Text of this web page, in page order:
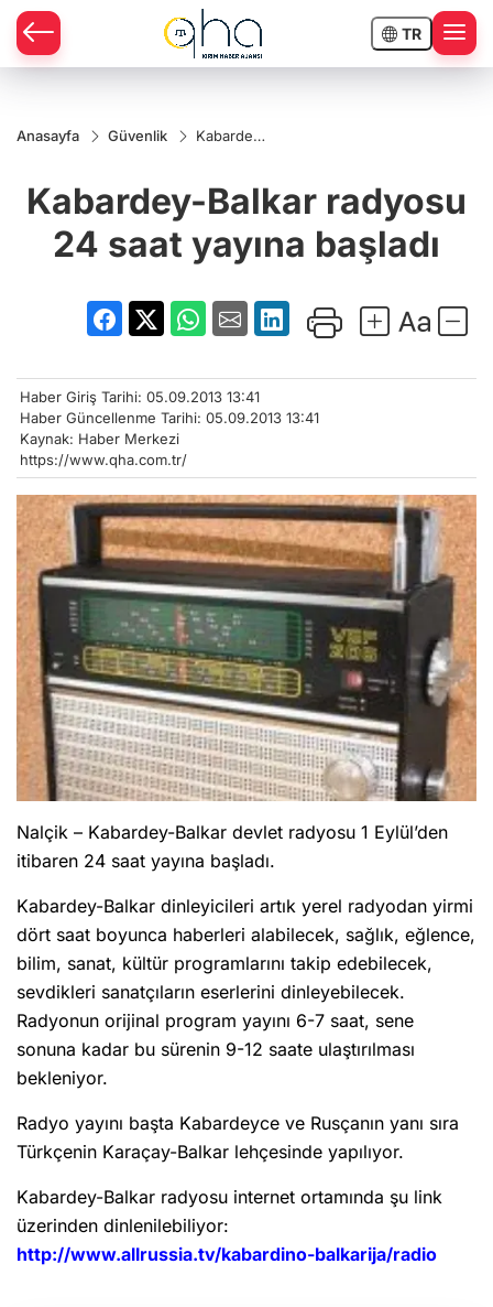
TR
Anasayfa Güvenlik
Kabardey-
24 saat
yayına
Kabardey-Balkar radyosu
24 saat yayına başladı
Haber Giriş Tarihi: 05.09.2013 13:41
Haber Güncellenme Tarihi: 05.09.2013 13:41
Kaynak: Haber Merkezi
https://www.qha.com.tr/
Nalçik – Kabardey-Balkar devlet radyosu 1 Eylül’den
itibaren 24 saat yayına başladı.
Kabardey-Balkar dinleyicileri artık yerel radyodan yirmi
dört saat boyunca haberleri alabilecek, sağlık, eğlence,
bilim, sanat, kültür programlarını takip edebilecek,
sevdikleri sanatçıların eserlerini dinleyebilecek.
Radyonun orijinal program yayını 6-7 saat, sene
sonuna kadar bu sürenin 9-12 saate ulaştırılması
bekleniyor.
Radyo yayını başta Kabardeyce ve Rusçanın yanı sıra
Türkçenin Karaçay-Balkar lehçesinde yapılıyor.
Kabardey-Balkar radyosu internet ortamında şu link
üzerinden dinlenilebiliyor:
http://www.allrussia.tv/kabardino-balkarija/radio